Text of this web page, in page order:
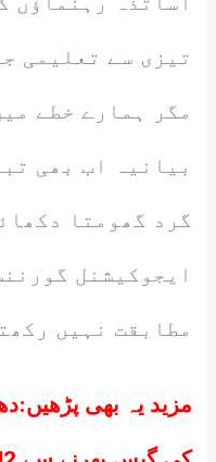
تیزی سے تعلیمی
مگر ہمارے خطے
بیانیہ اب بھی
گرد گھومتا
ایجوکیشنل
مطابقت نہیں
مزید یہ بھی پڑھیں: